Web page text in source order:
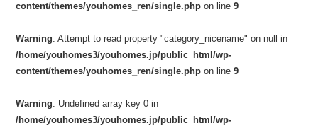
content/themes/youhomes_ren/single.php on line9
Warning: Attempt to read property "category_nicename" on null in
/home/youhomes3/youhomes.jp/public_html/wp-
content/themes/youhomes_ren/single.php on line9
Warning: Undefined array key 0 in
/home/youhomes3/youhomes.jp/public_html/wp-